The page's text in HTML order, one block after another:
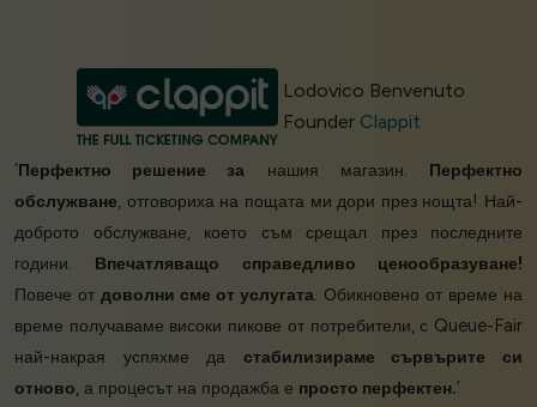
Lodovico Benvenuto
Founder Clappit
‘Перфектно решение за нашия магазин. Перфектно
обслужване, отговориха на пощата ми дори през нощта! Най-
доброто обслужване, което съм срещал през последните
години. Впечатляващо справедливо ценообразуване!
Повече от доволни сме от услугата. Обикновено от време на
време получаваме високи пикове от потребители, с Queue-Fair
най-накрая успяхме да стабилизираме сървърите си
отново, а процесът на продажба е просто перфектен.’